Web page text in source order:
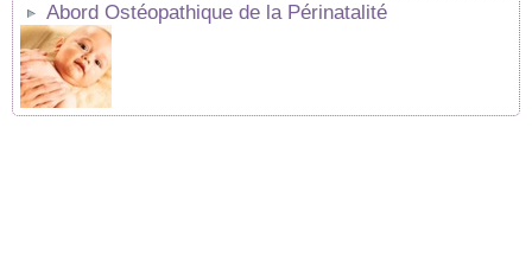
Abord Ostéopathique de la Périnatalité